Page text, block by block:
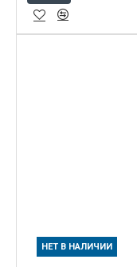
НЕТ В НАЛИЧИИ